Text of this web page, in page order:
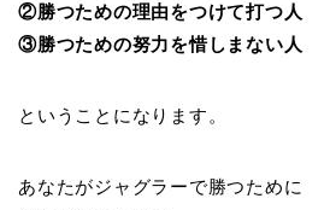
②勝つための理由をつけて打つ人
③勝つための努力を惜しまない人
ということになります。
あなたがジャグラーで勝つために